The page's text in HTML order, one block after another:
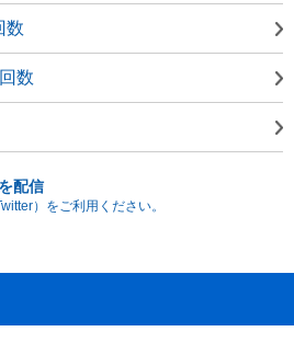
数
数
配信
）をご利用ください。